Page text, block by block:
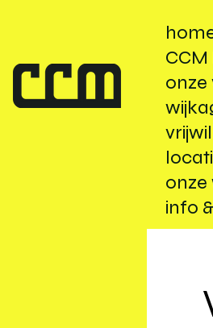
onze
onze
info